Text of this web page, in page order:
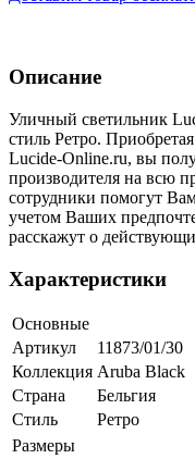
Описание
Уличный светильник
стиль Ретро.
Lucide-Online.ru, вы
производителя на всю
сотрудники помогут
учетом Ваших
расскажут о
Характеристики
Основные
Артикул
11873/01/30
Коллекция Aruba Black
Страна
Бельгия
Стиль
Ретро
Размеры